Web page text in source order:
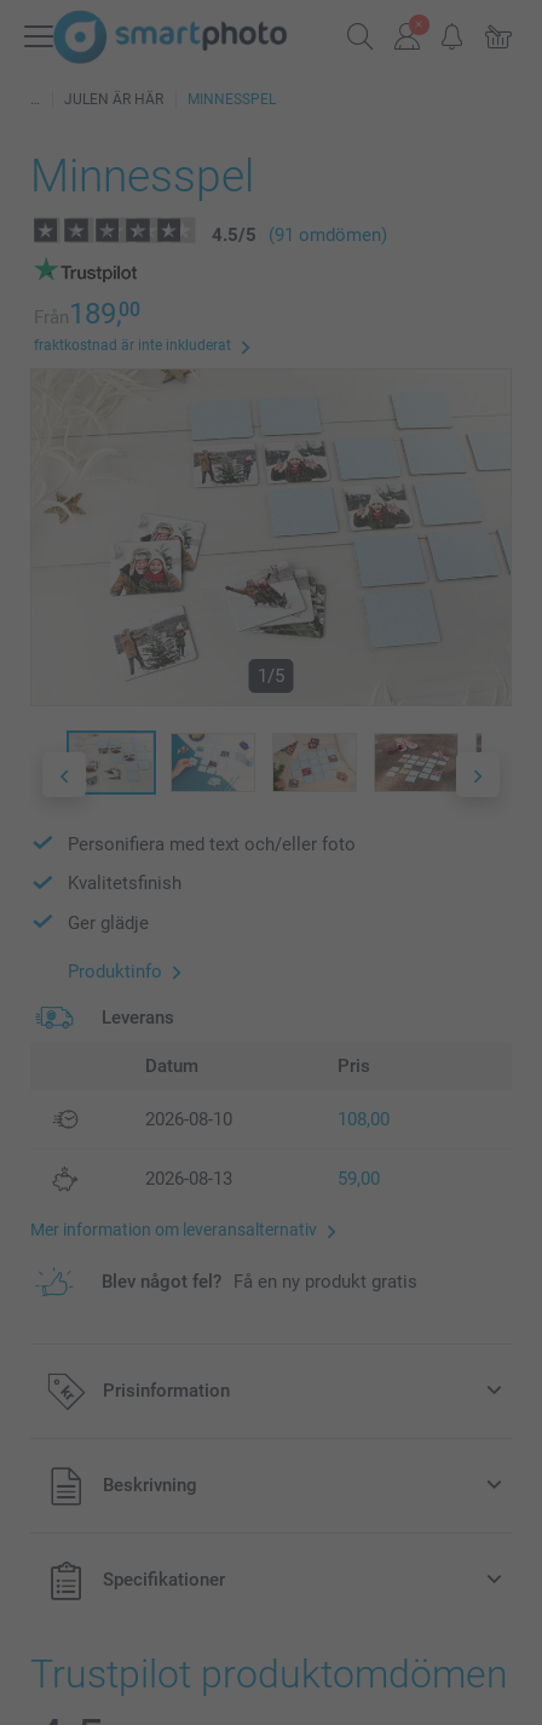
JULEN ÄR HÄR MINNESSPEL
Minnesspel
4.5/5 (91 omdömen)
Från189,00
fraktkostnad är inte inkluderat
1/5
Personifiera med text och/eller foto
Kvalitetsfinish
Ger glädje
Produktinfo
Leverans
Datum Pris
2026-08-10 108,00
2026-08-13 59,00
Mer information om leveransalternativ
Blev något fel? Få en ny produkt gratis
Prisinformation
Alla priser är i svenska kronor (SEK), inklusive moms och
exklusive porto.
Beskrivning
Specifikationer
Trustpilot produktomdömen